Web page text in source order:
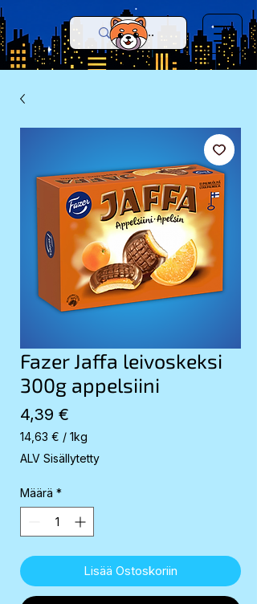
Fazer Jaffa leivoskeksi
300g appelsiini
4,39 €
14,63 € / 1kg
14,63 €
per
Kilogram
ALV Sisällytetty
Määrä *
Lisää Ostoskoriin